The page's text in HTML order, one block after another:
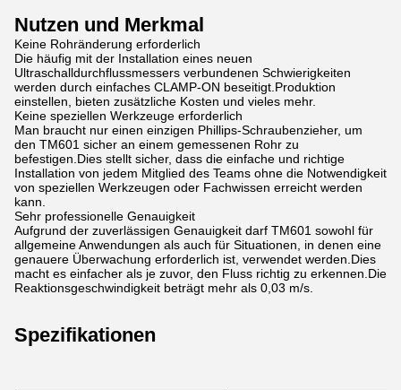
Nutzen und Merkmal
Keine Rohränderung erforderlich
Die häufig mit der Installation eines neuen
Ultraschalldurchflussmessers verbundenen Schwierigkeiten
werden durch einfaches CLAMP-ON beseitigt.Produktion
einstellen, bieten zusätzliche Kosten und vieles mehr.
Keine speziellen Werkzeuge erforderlich
Man braucht nur einen einzigen Phillips-Schraubenzieher, um
den TM601 sicher an einem gemessenen Rohr zu
befestigen.Dies stellt sicher, dass die einfache und richtige
Installation von jedem Mitglied des Teams ohne die Notwendigkeit
von speziellen Werkzeugen oder Fachwissen erreicht werden
kann.
Sehr professionelle Genauigkeit
Aufgrund der zuverlässigen Genauigkeit darf TM601 sowohl für
allgemeine Anwendungen als auch für Situationen, in denen eine
genauere Überwachung erforderlich ist, verwendet werden.Dies
macht es einfacher als je zuvor, den Fluss richtig zu erkennen.Die
Reaktionsgeschwindigkeit beträgt mehr als 0,03 m/s.
Spezifikationen